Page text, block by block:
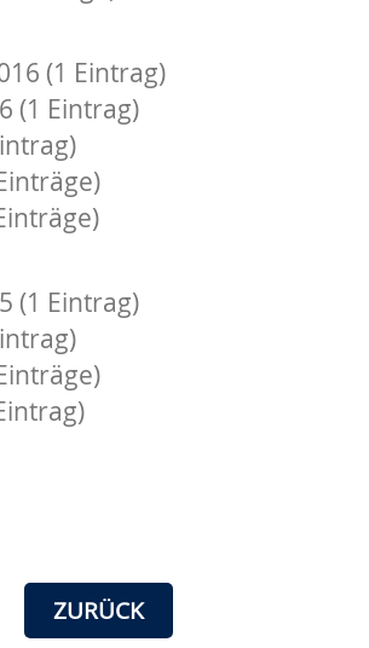
(1 Eintrag)
(1 Eintrag)
(1 Eintrag)
ZURÜCK